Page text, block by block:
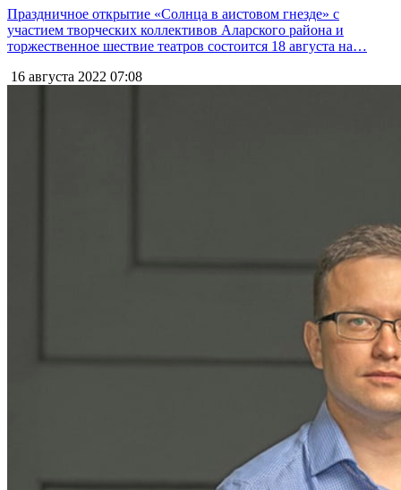
Праздничное открытие «Солнца в аистовом гнезде» с
участием творческих коллективов Аларского района и
торжественное шествие театров состоится 18 августа на…
16 августа 2022 07:08